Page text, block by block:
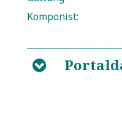
Komponist:
B